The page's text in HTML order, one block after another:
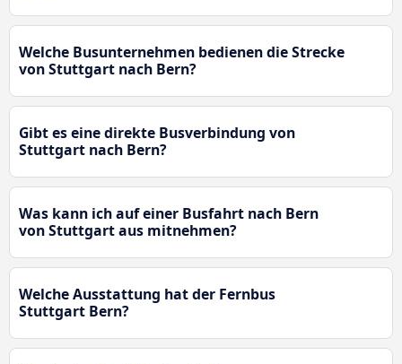
Welche Busunternehmen bedienen die Strecke
von Stuttgart nach Bern?
Gibt es eine direkte Busverbindung von
Stuttgart nach Bern?
Was kann ich auf einer Busfahrt nach Bern
von Stuttgart aus mitnehmen?
Welche Ausstattung hat der Fernbus
Stuttgart Bern?